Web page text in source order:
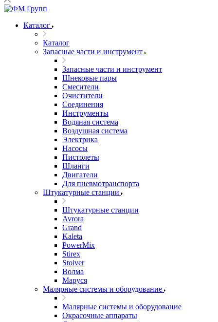
Каталог
Каталог
Запасные части и инструмент
Запасные части и инструмент
Шнековые пары
Смесители
Очистители
Соединения
Инструменты
Водяная система
Воздушная система
Электрика
Насосы
Пистолеты
Шланги
Двигатели
Для пневмотранспорта
Штукатурные станции
Штукатурные станции
Avrora
Grand
Kaleta
PowerMix
Stirex
Stoiver
Волма
Маруся
Малярные системы и оборудование
Малярные системы и оборудование
Окрасочные аппараты